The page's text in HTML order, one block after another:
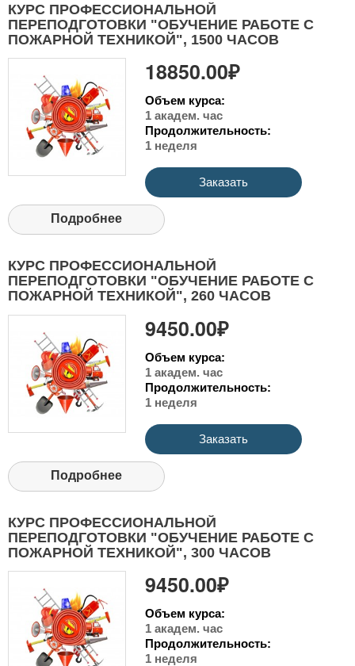
КУРС ПРОФЕССИОНАЛЬНОЙ
ПЕРЕПОДГОТОВКИ "ОБУЧЕНИЕ РАБОТЕ С
ПОЖАРНОЙ ТЕХНИКОЙ", 1500 ЧАСОВ
18850.00₽
Объем курса:
1 академ. час
Продолжительность:
1 неделя
Заказать
Подробнее
КУРС ПРОФЕССИОНАЛЬНОЙ
ПЕРЕПОДГОТОВКИ "ОБУЧЕНИЕ РАБОТЕ С
ПОЖАРНОЙ ТЕХНИКОЙ", 260 ЧАСОВ
9450.00₽
Объем курса:
1 академ. час
Продолжительность:
1 неделя
Заказать
Подробнее
КУРС ПРОФЕССИОНАЛЬНОЙ
ПЕРЕПОДГОТОВКИ "ОБУЧЕНИЕ РАБОТЕ С
ПОЖАРНОЙ ТЕХНИКОЙ", 300 ЧАСОВ
9450.00₽
Объем курса:
1 академ. час
Продолжительность:
1 неделя